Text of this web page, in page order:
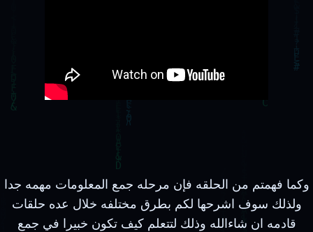
وكما فهمتم من الحلقه فإن مرحله جمع المعلومات مهمه جدا
ولذلك سوف اشرحها لكم بطرق مختلفه خلال عده حلقات
قادمه ان شاءالله وذلك لتتعلم كيف تكون خبيرا في جمع